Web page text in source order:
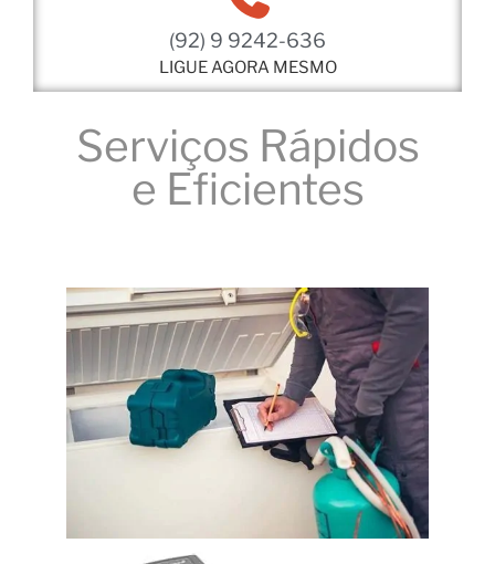
(92) 9 9242-636
LIGUE AGORA MESMO
Serviços Rápidos
e Eficientes